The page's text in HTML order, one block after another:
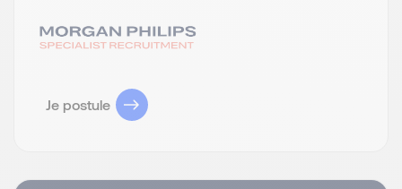
Je postule